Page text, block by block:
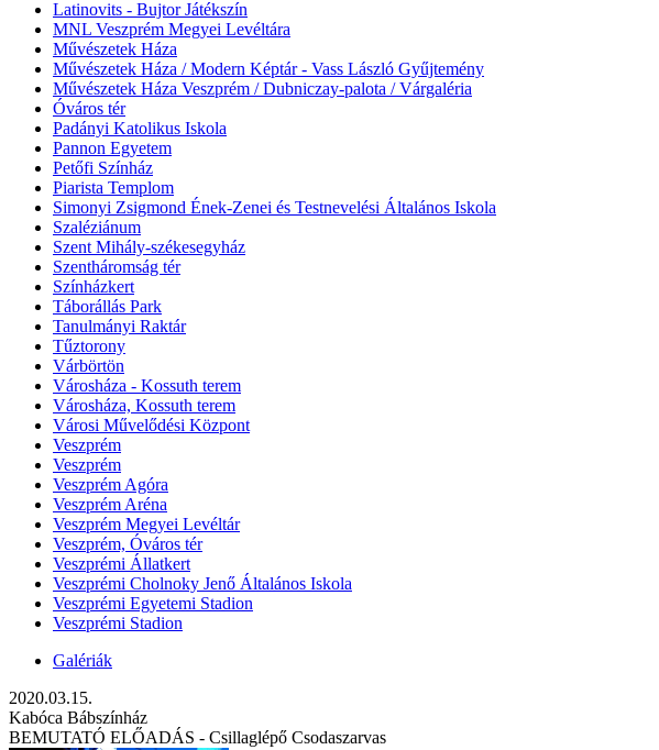
Latinovits - Bujtor Játékszín
MNL Veszprém Megyei Levéltára
Művészetek Háza
Művészetek Háza / Modern Képtár - Vass László Gyűjtemény
Művészetek Háza Veszprém / Dubniczay-palota / Várgaléria
Óváros tér
Padányi Katolikus Iskola
Pannon Egyetem
Petőfi Színház
Piarista Templom
Simonyi Zsigmond Ének-Zenei és Testnevelési Általános Iskola
Szaléziánum
Szent Mihály-székesegyház
Szentháromság tér
Színházkert
Táborállás Park
Tanulmányi Raktár
Tűztorony
Várbörtön
Városháza - Kossuth terem
Városháza, Kossuth terem
Városi Művelődési Központ
Veszprém
Veszprém
Veszprém Agóra
Veszprém Aréna
Veszprém Megyei Levéltár
Veszprém, Óváros tér
Veszprémi Állatkert
Veszprémi Cholnoky Jenő Általános Iskola
Veszprémi Egyetemi Stadion
Veszprémi Stadion
Galériák
2020.03.15.
Kabóca Bábszínház
BEMUTATÓ ELŐADÁS - Csillaglépő Csodaszarvas